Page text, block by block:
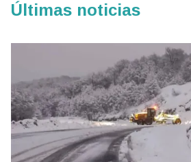
Últimas noticias